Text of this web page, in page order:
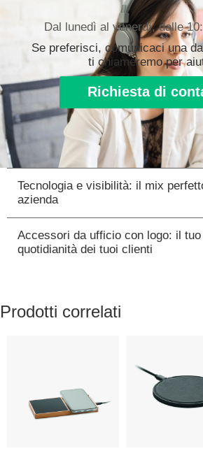
Dal lunedì al venerdì, dalle
Se preferisci, comunicaci una
ti chiameremo per
Richiesta di
Tecnologia e visibilità: il mix
azienda
Accessori da ufficio con logo: il
quotidianità dei tuoi clienti
Prodotti correlati